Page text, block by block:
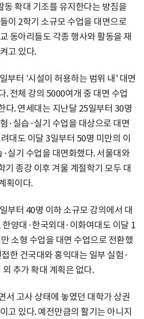
동 확대 기조를 유지한다는 방침을
이 2학기 소규모 수업을 대면으로
동아리들도 각종 행사와 활동을 재
고 있다.
부터 '시설이 허용하는 범위 내' 대면
. 전체 강의 5000여개 중 대면 수업
다. 연세대는 지난달 25일부터 30명
·실습·실기 수업을 대상으로 대면
대도 이달 3일부터 50명 미만의 이
실기 수업을 대면화했다. 서울대와
기 종강 이후 겨울 계절학기 모두 대
획이다.
부터 40명 이하 소규모 강의에서 대
양대·한국외대·이화여대도 이달 1
소형 수업을 대면 수업으로 전환했
한 건국대와 홍익대는 일부 실험·
추가 확대 계획은 없다.
서 고사 상태에 놓였던 대학가 상권
고 있다. 예전만큼의 활기는 아니지